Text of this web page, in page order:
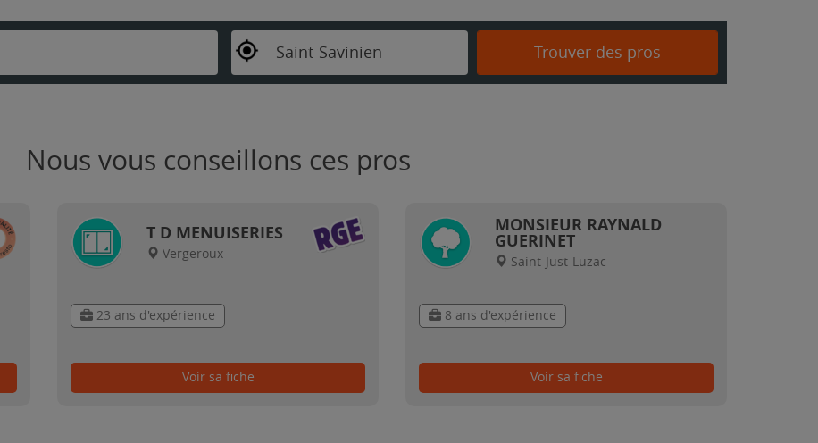
Saint-Savinien Trouver des pros
Nous vous conseillons ces pros
T D MENUISERIES
Vergeroux
23 ans d'expérience
Voir sa fiche
MONSIEUR RAYNALD
GUERINET
Saint-Just-Luzac
8 ans d'expérience
Voir sa fiche